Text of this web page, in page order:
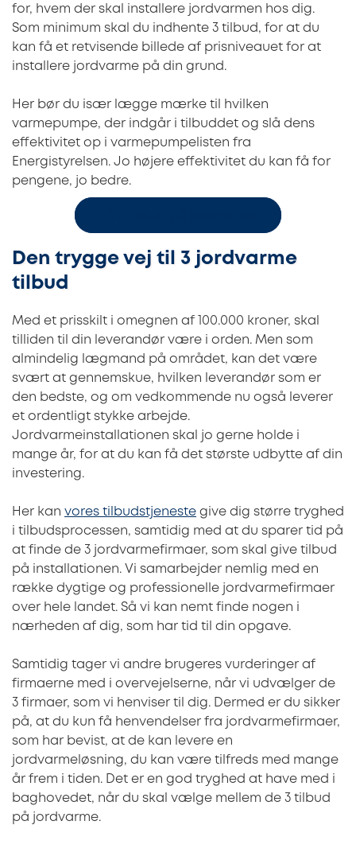
for, hvem der skal installere jordvarmen hos dig.
Som minimum skal du indhente 3 tilbud, for at du
kan få et retvisende billede af prisniveauet for at
installere jordvarme på din grund.
Her bør du især lægge mærke til hvilken
varmepumpe, der indgår i tilbuddet og slå dens
effektivitet op i varmepumpelisten fra
Energistyrelsen. Jo højere effektivitet du kan få for
pengene, jo bedre.
Den trygge vej til 3 jordvarme
tilbud
Med et prisskilt i omegnen af 100.000 kroner, skal
tilliden til din leverandør være i orden. Men som
almindelig lægmand på området, kan det være
svært at gennemskue, hvilken leverandør som er
den bedste, og om vedkommende nu også leverer
et ordentligt stykke arbejde.
Jordvarmeinstallationen skal jo gerne holde i
mange år, for at du kan få det største udbytte af din
investering.
Her kan vores tilbudstjeneste give dig større tryghed
i tilbudsprocessen, samtidig med at du sparer tid på
at finde de 3 jordvarmefirmaer, som skal give tilbud
på installationen. Vi samarbejder nemlig med en
række dygtige og professionelle jordvarmefirmaer
over hele landet. Så vi kan nemt finde nogen i
nærheden af dig, som har tid til din opgave.
Samtidig tager vi andre brugeres vurderinger af
firmaerne med i overvejelserne, når vi udvælger de
3 firmaer, som vi henviser til dig. Dermed er du sikker
på, at du kun få henvendelser fra jordvarmefirmaer,
som har bevist, at de kan levere en
jordvarmeløsning, du kan være tilfreds med mange
år frem i tiden. Det er en god tryghed at have med i
baghovedet, når du skal vælge mellem de 3 tilbud
på jordvarme.